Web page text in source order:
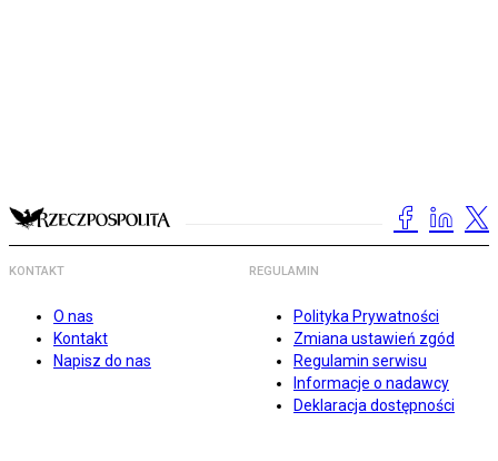
KONTAKT
O nas
Kontakt
Napisz do nas
REGULAMIN
Polityka Prywatności
Zmiana ustawień zgód
Regulamin serwisu
Informacje o nadawcy
Deklaracja dostępności